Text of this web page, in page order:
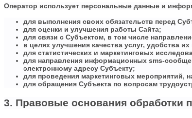
Оператор использует персональные данные и
для выполнения своих обязательств перед
для оценки и улучшения работы Сайта;
для связи с Субъектом, в том числе
в целях улучшения качества услуг, удобства
для статистических и маркетинговых
для направления информационных sms-
электронному адресу Субъекту;
для проведения маркетинговых мероприятий,
для обращения Субъекта по вопросам
3. Правовые основания обработки